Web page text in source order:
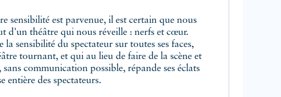
d'un théâtre qui nous réveille : nerfs et cœur.
sensibilité du spectateur sur toutes ses faces,
tournant, et qui au lieu de faire de la scène et
communication possible, répande ses éclats
entière des spectateurs.